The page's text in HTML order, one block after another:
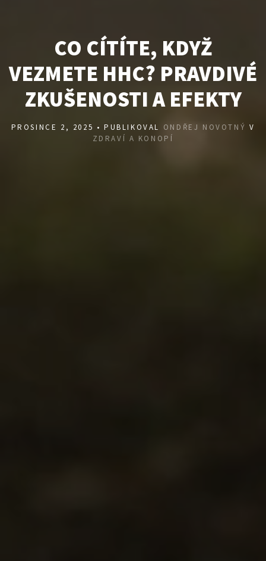
CO CÍTÍTE, KDYŽ
VEZMETE HHC? PRAVDIVÉ
ZKUŠENOSTI A EFEKTY
PROSINCE 2, 2025 • PUBLIKOVAL ONDŘEJ NOVOTNÝ V
ZDRAVÍ A KONOPÍ